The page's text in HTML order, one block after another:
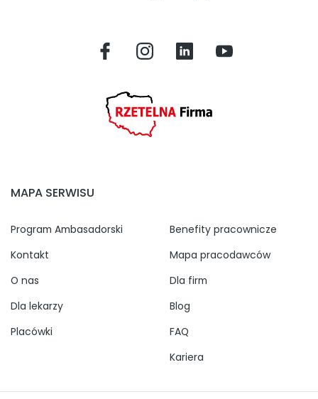
MAPA SERWISU
Program Ambasadorski
Kontakt
O nas
Dla lekarzy
Placówki
Benefity pracownicze
Mapa pracodawców
Dla firm
Blog
FAQ
Kariera